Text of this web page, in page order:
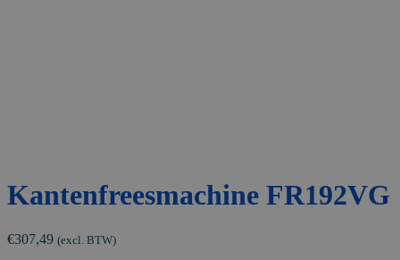
Kantenfreesmachine FR192VG
€307,49 (excl. BTW)